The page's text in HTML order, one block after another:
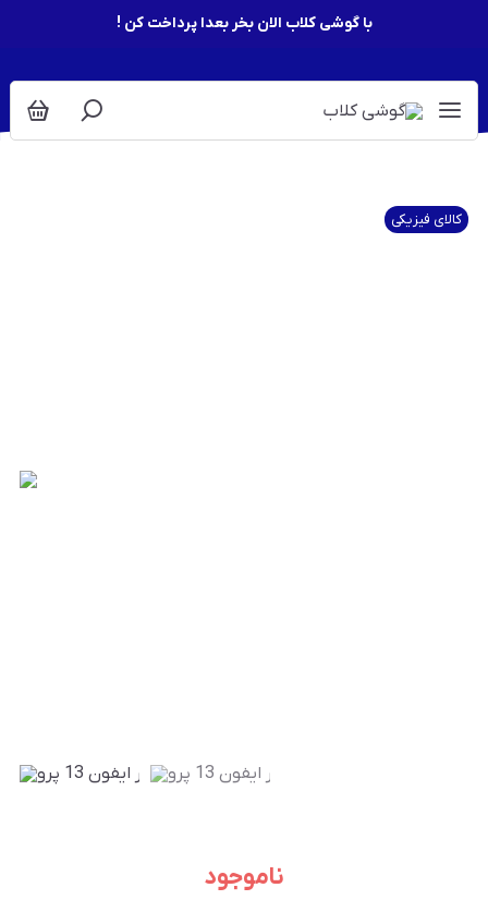
با گوشی کلاب الان بخر بعدا پرداخت کن !
کالای فیزیکی
ناموجود